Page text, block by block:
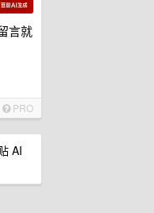
言就
PRO
AI